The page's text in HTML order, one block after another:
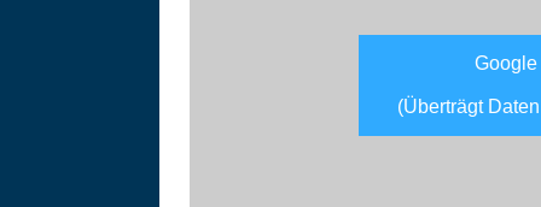
Google
(Überträgt